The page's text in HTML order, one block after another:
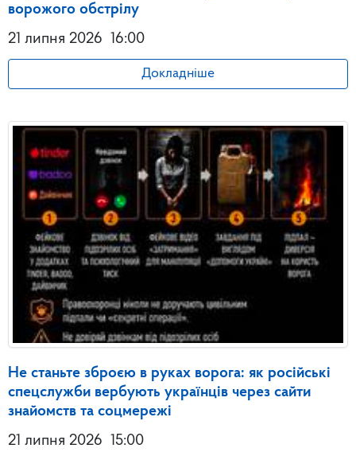
ворожого обстрілу
21 липня 2026
16:00
Докладніше
Не станьте зброєю в руках ворога: як російські
спецслужби вербують українців через сайти
знайомств та соцмережі
21 липня 2026
15:00